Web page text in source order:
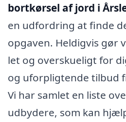
bortkørsel af jord i
en udfordring at finde
opgaven. Heldigvis gør
let og overskueligt for
og uforpligtende tilbud
Vi har samlet en liste
udbydere, som kan